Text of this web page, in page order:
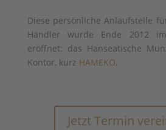
Diese persönliche Anlaufstelle
Händler wurde Ende 2012 im
eröffnet: das Hanseatische
Kontor, kurz HAMEKO.
Jetzt Termin